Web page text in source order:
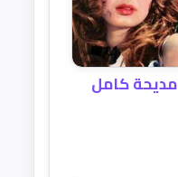
مديحة كامل